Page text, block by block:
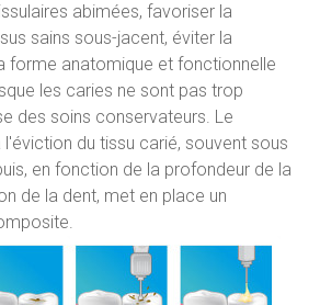
abimées, favoriser la
sains sous-jacent, éviter la
forme anatomique et fonctionnelle
les caries ne sont pas trop
des soins conservateurs. Le
du tissu carié, souvent sous
en fonction de la profondeur de la
de la dent, met en place un